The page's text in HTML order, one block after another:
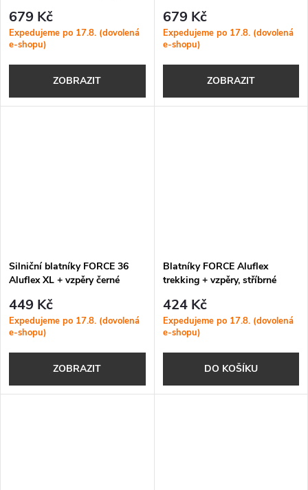
679 Kč
Expedujeme po 17.8. (dovolená
e-shopu)
ZOBRAZIT
679 Kč
Expedujeme po 17.8. (dovolená
e-shopu)
ZOBRAZIT
Silniční blatníky FORCE 36
Aluflex XL + vzpěry černé
449 Kč
Expedujeme po 17.8. (dovolená
e-shopu)
ZOBRAZIT
Blatníky FORCE Aluflex
trekking + vzpěry, stříbrné
424 Kč
Expedujeme po 17.8. (dovolená
e-shopu)
DO KOŠÍKU